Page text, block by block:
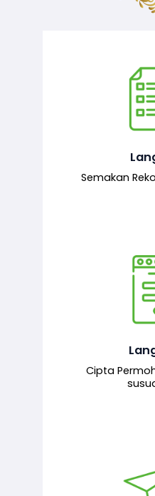
Semakan
Semakan ke atas
yang pernah
Cipta
Pemohon
permohonan
baharu